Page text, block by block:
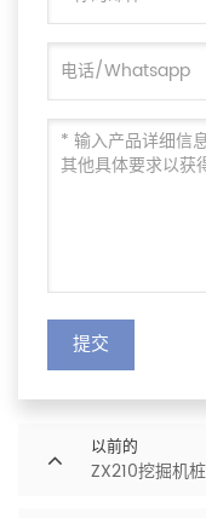
提交
以前的
ZX210挖掘机